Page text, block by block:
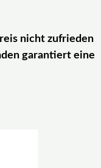
nicht zufrieden
garantiert eine